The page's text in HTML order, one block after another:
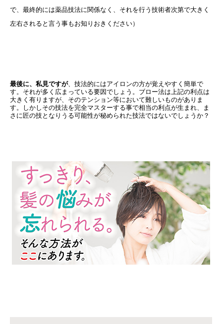
で、最終的には薬品技法に関係なく、それを行う技術者次第で大きく
左右されると言う事もお知りおきください）
最後に、私見ですが、技法的にはアイロンの方が覚えやすく簡単で
す。それが多く広まっている要因でしょう。ブロー法は上記の利点は
大きく有りますが、そのテンション等において難しいものがありま
す。しかしその技法を完全マスターする事で相当の利点が生まれ、ま
さに匠の技となりうる可能性が秘められた技法ではないでしょうか？